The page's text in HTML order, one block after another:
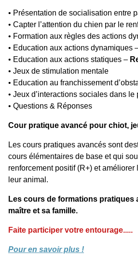
• Présentation de socialisation entre
• Capter l’attention du chien par le
• Formation aux règles des actions
• Education aux actions dynamiques
• Education aux actions statiques –
• Jeux de stimulation mentale
• Education au franchissement
• Jeux d’interactions sociales dans
• Questions & Réponses
Cour pratique avancé pour chiot,
Les cours pratiques avancés sont
cours élémentaires de base et qui
renforcement positif (R+) et
leur animal.
Les cours de formations
maître et sa famille.
Faite participer votre entourage.....
Pour en savoir plus !